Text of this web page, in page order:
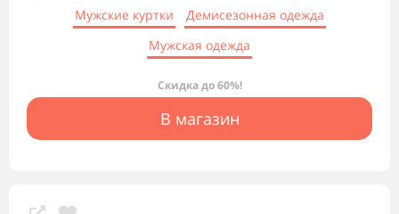
Мужские куртки
Демисезонная одежда
Мужская одежда
Скидка до 60%!
В магазин